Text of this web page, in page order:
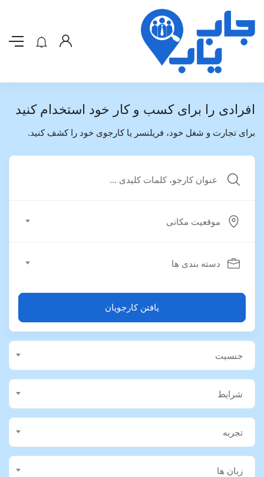
افرادی را برای کسب و کار خود استخدام کنید
برای تجارت و شغل خود، فریلنسر یا کارجوی خود را کشف کنید.
موقعیت مکانی
دسته بندی ها
یافتن کارجویان
جنسیت
شرایط
تجربه
زبان ها